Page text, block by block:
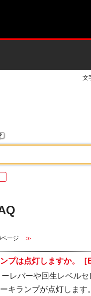
文
ページ ≫
プは点灯しますか。［
レバーや回生レベルセ
キランプが点灯します